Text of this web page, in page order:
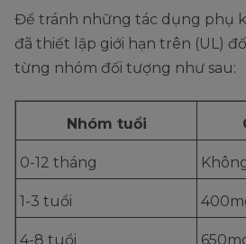
Để tránh những tác dụng phụ
đã thiết lập giới hạn trên (UL)
từng nhóm đối tượng như sau:
Nhóm tuổi
0-12 tháng
1-3 tuổi
4-8 tuổi